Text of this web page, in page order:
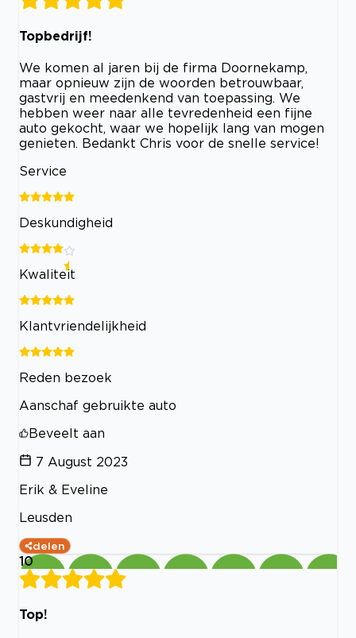
Topbedrijf!
We komen al jaren bij de firma Doornekamp,
maar opnieuw zijn de woorden betrouwbaar,
gastvrij en meedenkend van toepassing. We
hebben weer naar alle tevredenheid een fijne
auto gekocht, waar we hopelijk lang van mogen
genieten. Bedankt Chris voor de snelle service!
Service
Deskundigheid
Kwaliteit
Klantvriendelijkheid
Reden bezoek
Aanschaf gebruikte auto
Beveelt aan
7 August 2023
Erik & Eveline
Leusden
delen
10
Top!